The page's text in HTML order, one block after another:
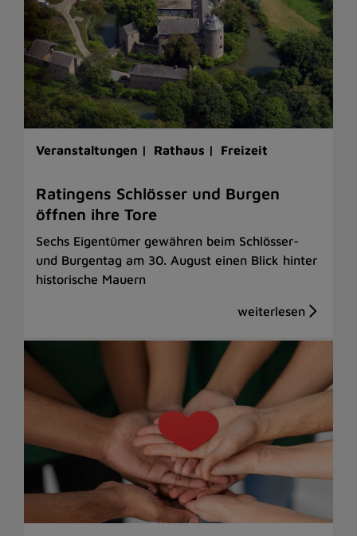
Veranstaltungen | Rathaus | Freizeit
Ratingens Schlösser und Burgen
öffnen ihre Tore
Sechs Eigentümer gewähren beim Schlösser-
und Burgentag am 30. August einen Blick hinter
historische Mauern